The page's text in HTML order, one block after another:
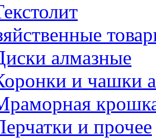
алмазные
и чашки
и прочее